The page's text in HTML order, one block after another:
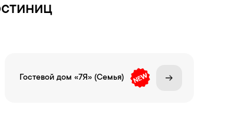
Гостевой дом «7Я» (Семья)